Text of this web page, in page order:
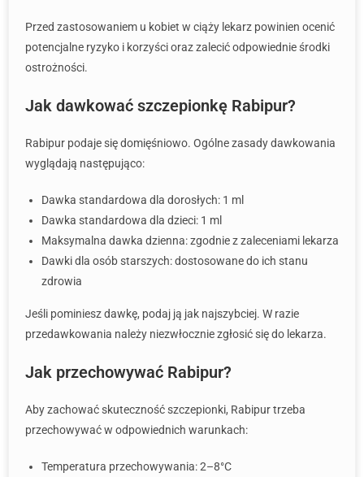
Przed zastosowaniem u kobiet w ciąży lekarz powinien ocenić
potencjalne ryzyko i korzyści oraz zalecić odpowiednie środki
ostrożności.
Jak dawkować szczepionkę Rabipur?
Rabipur podaje się domięśniowo. Ogólne zasady dawkowania
wyglądają następująco:
Dawka standardowa dla dorosłych: 1 ml
Dawka standardowa dla dzieci: 1 ml
Maksymalna dawka dzienna: zgodnie z zaleceniami lekarza
Dawki dla osób starszych: dostosowane do ich stanu
zdrowia
Jeśli pominiesz dawkę, podaj ją jak najszybciej. W razie
przedawkowania należy niezwłocznie zgłosić się do lekarza.
Jak przechowywać Rabipur?
Aby zachować skuteczność szczepionki, Rabipur trzeba
przechowywać w odpowiednich warunkach:
Temperatura przechowywania: 2–8°C